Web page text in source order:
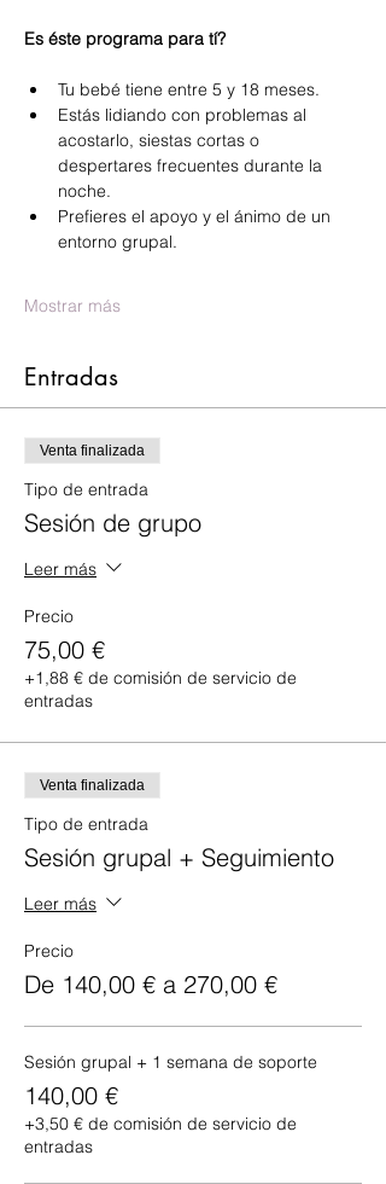
Es éste programa para tí?
Tu bebé tiene entre 5 y 18 meses.
Estás lidiando con problemas al
acostarlo, siestas cortas o
despertares frecuentes durante la
noche.
Prefieres el apoyo y el ánimo de un
entorno grupal.
Mostrar más
Entradas
Venta finalizada
Tipo de entrada
Sesión de grupo
Leer más
Precio
75,00 €
+1,88 € de comisión de servicio de
entradas
Venta finalizada
Tipo de entrada
Sesión grupal + Seguimiento
Leer más
Precio
De 140,00 € a 270,00 €
Sesión grupal + 1 semana de soporte
140,00 €
+3,50 € de comisión de servicio de
entradas